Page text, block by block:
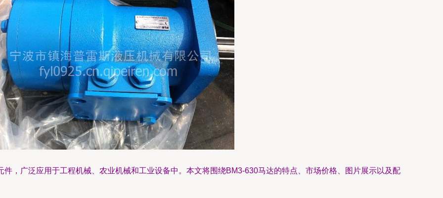
，广泛应用于工程机械、农业机械和工业设备中。本文将围绕BM3-630马达的特点、市场价格、图片展示以及配